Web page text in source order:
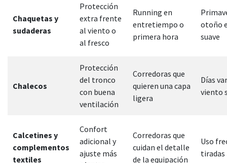
Chaquetas y
sudaderas
Protección
extra frente
al viento o
al fresco
Running en
entretiempo o
primera hora
otoño
suave
Chalecos
Protección
del tronco
con buena
ventilación
Corredoras que
quieren una capa
ligera
Días
viento
Calcetines y
complementos
textiles
Confort
adicional y
ajuste más
Corredoras que
cuidan el detalle
de la equipación
Uso
tiradas